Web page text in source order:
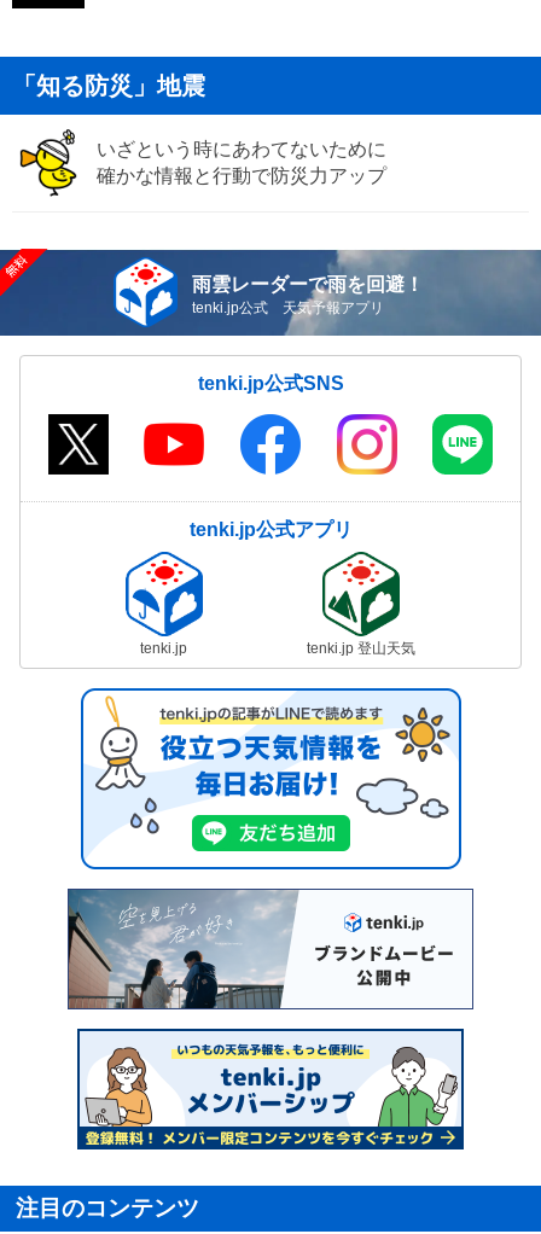
「知る防災」地震
いざという時にあわてないために
確かな情報と行動で防災力アップ
雨雲レーダーで雨を回避！
tenki.jp公式 天気予報アプリ
tenki.jp公式SNS
tenki.jp公式アプリ
tenki.jp tenki.jp 登山天気
注目のコンテンツ